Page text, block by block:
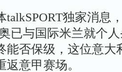
独家消息
已与国际米兰就个
能否保级，这位意大
意甲赛场。